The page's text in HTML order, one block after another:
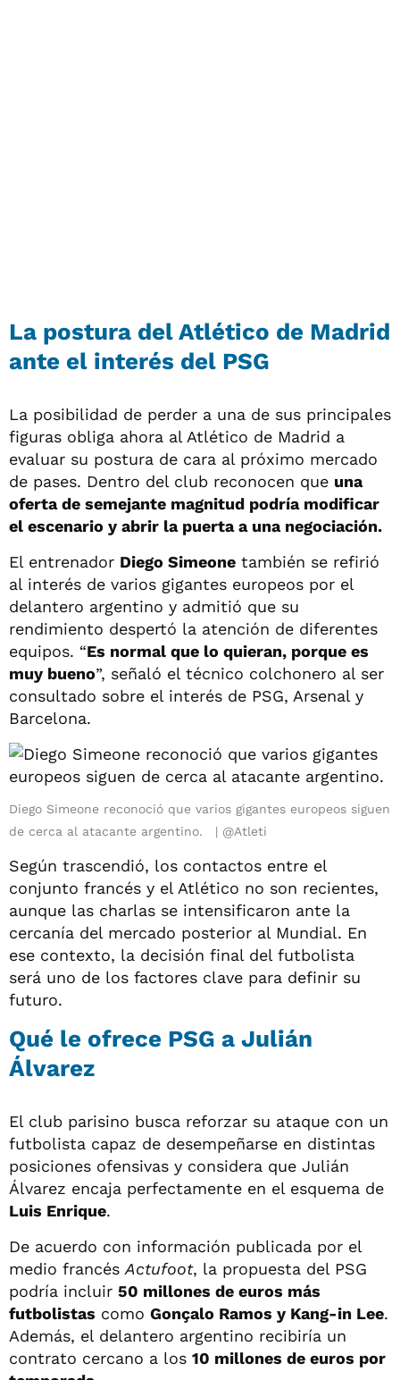
La postura del Atlético de Madrid
ante el interés del PSG
La posibilidad de perder a una de sus principales
figuras obliga ahora al Atlético de Madrid a
evaluar su postura de cara al próximo mercado
de pases. Dentro del club reconocen que una
oferta de semejante magnitud podría modificar
el escenario y abrir la puerta a una negociación.
El entrenador Diego Simeone también se refirió
al interés de varios gigantes europeos por el
delantero argentino y admitió que su
rendimiento despertó la atención de diferentes
equipos. “Es normal que lo quieran, porque es
muy bueno”, señaló el técnico colchonero al ser
consultado sobre el interés de PSG, Arsenal y
Barcelona.
Diego Simeone reconoció que varios gigantes europeos siguen
de cerca al atacante argentino.
@Atleti
Según trascendió, los contactos entre el
conjunto francés y el Atlético no son recientes,
aunque las charlas se intensificaron ante la
cercanía del mercado posterior al Mundial. En
ese contexto, la decisión final del futbolista
será uno de los factores clave para definir su
futuro.
Qué le ofrece PSG a Julián
Álvarez
El club parisino busca reforzar su ataque con un
futbolista capaz de desempeñarse en distintas
posiciones ofensivas y considera que Julián
Álvarez encaja perfectamente en el esquema de
Luis Enrique.
De acuerdo con información publicada por el
medio francés Actufoot, la propuesta del PSG
podría incluir 50 millones de euros más
futbolistas como Gonçalo Ramos y Kang-in Lee.
Además, el delantero argentino recibiría un
contrato cercano a los 10 millones de euros por